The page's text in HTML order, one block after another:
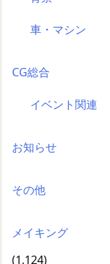
車・マシン
CG総合
イベント関連
お知らせ
その他
メイキング
(1,124)